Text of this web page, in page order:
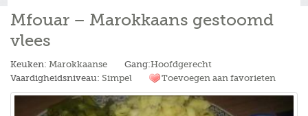
Mfouar – Marokkaans gestoomd
vlees
Keuken:Marokkaanse Gang:Hoofdgerecht
Vaardigheidsniveau:Simpel Toevoegen aan favorieten